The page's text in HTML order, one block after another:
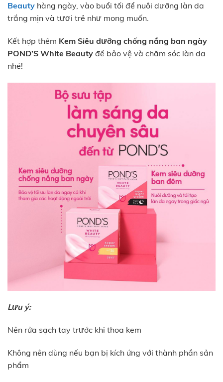
Beauty hàng ngày, vào buổi tối để nuôi dưỡng làn da
trắng mịn và tươi trẻ như mong muốn.
Kết hợp thêm Kem Siêu dưỡng chống nắng ban ngày
POND’S White Beauty để bảo vệ và chăm sóc làn da
nhé!
Lưu ý:
Nên rửa sạch tay trước khi thoa kem
Không nên dùng nếu bạn bị kích ứng với thành phần sản
phẩm